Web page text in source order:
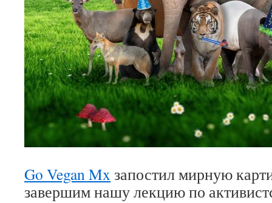
Go Vegan Mx запостил мирную
завершим нашу лекцию по